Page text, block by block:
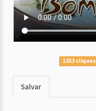
1353 cliques
Salvar